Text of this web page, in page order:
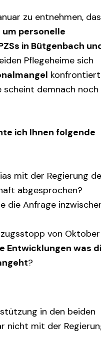
zu entnehmen,
personelle
in Bütgenbach
Pflegeheime sich
konfrontiert
scheint demnach noch
ich Ihnen folgende
mit der Regierung
abgesprochen?
die Anfrage
von Oktober
Entwicklungen was
?
in den beiden
nicht mit der